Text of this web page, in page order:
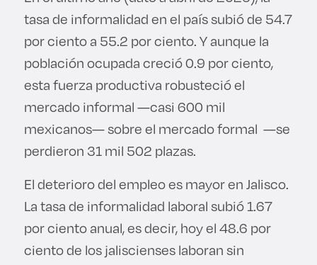
tasa de informalidad en el país subió de 54.7
por ciento a 55.2 por ciento. Y aunque la
población ocupada creció 0.9 por ciento,
esta fuerza productiva robusteció el
mercado informal —casi 600 mil
mexicanos— sobre el mercado formal —se
perdieron 31 mil 502 plazas.
El deterioro del empleo es mayor en Jalisco.
La tasa de informalidad laboral subió 1.67
por ciento anual, es decir, hoy el 48.6 por
ciento de los jaliscienses laboran sin